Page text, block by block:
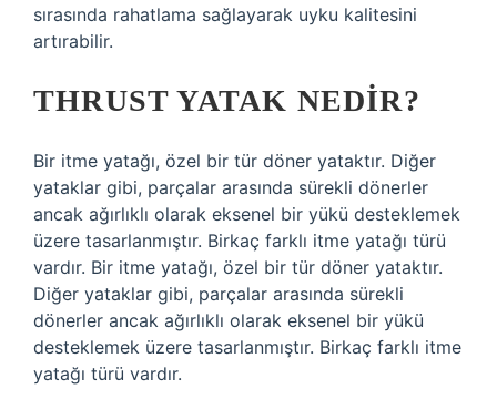
sırasında rahatlama sağlayarak uyku kalitesini
artırabilir.
THRUST YATAK NEDIR?
Bir itme yatağı, özel bir tür döner yataktır. Diğer
yataklar gibi, parçalar arasında sürekli dönerler
ancak ağırlıklı olarak eksenel bir yükü desteklemek
üzere tasarlanmıştır. Birkaç farklı itme yatağı türü
vardır. Bir itme yatağı, özel bir tür döner yataktır.
Diğer yataklar gibi, parçalar arasında sürekli
dönerler ancak ağırlıklı olarak eksenel bir yükü
desteklemek üzere tasarlanmıştır. Birkaç farklı itme
yatağı türü vardır.